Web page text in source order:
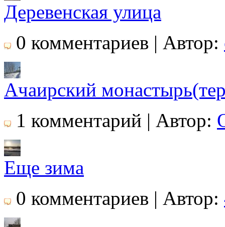
Деревенская улица
0 комментариев | Автор:
Ачаирский
1 комментарий | Автор:
Еще зима
0 комментариев | Автор: